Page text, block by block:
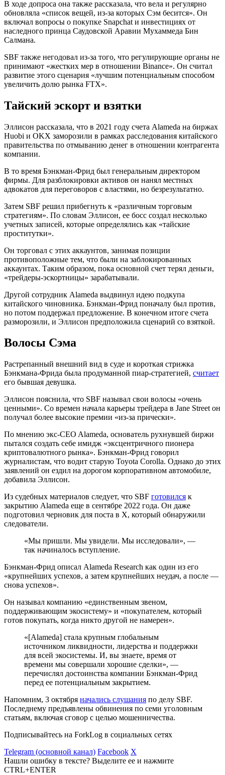
В ходе допроса она также рассказала, что вела и регулярно
обновляла «список вещей, из-за которых Сэм бесится». Он
включал вопросы о покупке Snapchat и инвестициях от
наследного принца Саудовской Аравии Мухаммеда Бин
Салмана.
SBF также негодовал из-за того, что регулирующие органы не
принимают «жестких мер в отношении Binance». Он считал
развитие этого сценария «лучшим потенциальным способом
увеличить долю рынка FTX».
Тайский эскорт и взятки
Эллисон рассказала, что в 2021 году счета Alameda на биржах
Huobi и OKX заморозили в рамках расследования китайского
правительства по отмыванию денег в отношении контрагента
компании.
В то время Бэнкман-Фрид был генеральным директором
фирмы. Для разблокировки активов он нанял местных
адвокатов для переговоров с властями, но безрезультатно.
Затем SBF решил прибегнуть к «различным торговым
стратегиям». По словам Эллисон, ее босс создал несколько
учетных записей, которые определялись как «тайские
проститутки».
Он торговал с этих аккаунтов, занимая позиции
противоположные тем, что были на заблокированных
аккаунтах. Таким образом, пока основной счет терял деньги,
«трейдеры-эскортницы» зарабатывали.
Другой сотрудник Alameda выдвинул идею подкупа
китайского чиновника. Бэнкман-Фрид поначалу был против,
но потом поддержал предложение. В конечном итоге счета
разморозили, и Эллисон предположила сценарий со взяткой.
Волосы Сэма
Растрепанный внешний вид в суде и короткая стрижка
Бэнкмана-Фрида была продуманной пиар-стратегией, считает
его бывшая девушка.
Эллисон пояснила, что SBF называл свои волосы «очень
ценными». Со времен начала карьеры трейдера в Jane Street он
получал более высокие премии «из-за прически».
По мнению экс-CEO Alameda, основатель рухнувшей биржи
пытался создать себе имидж «эксцентричного пионера
криптовалютного рынка». Бэнкман-Фрид говорил
журналистам, что водит старую Toyota Corolla. Однако до этих
заявлений он ездил на дорогом корпоративном автомобиле,
добавила Эллисон.
Из судебных материалов следует, что SBF готовился к
закрытию Alameda еще в сентябре 2022 года. Он даже
подготовил черновик для поста в X, который обнаружили
следователи.
«Мы пришли. Мы увидели. Мы исследовали», —
так начиналось вступление.
Бэнкман-Фрид описал Alameda Research как один из его
«крупнейших успехов, а затем крупнейших неудач, а после —
снова успехов».
Он называл компанию «единственным звеном,
поддерживающим экосистему» и «покупателем, который
готов покупать, когда никто другой не намерен».
«[Alameda] стала крупным глобальным
источником ликвидности, лидерства и поддержки
для всей экосистемы. И, вы знаете, время от
времени мы совершали хорошие сделки», —
перечислял достоинства компании Бэнкман-Фрид
перед ее потенциальным закрытием.
Напомним, 3 октября начались слушания по делу SBF.
Последнему предъявлены обвинения по семи уголовным
статьям, включая сговор с целью мошенничества.
Подписывайтесь на ForkLog в социальных сетях
Telegram (основной канал) Facebook X
Нашли ошибку в тексте? Выделите ее и нажмите
CTRL+ENTER